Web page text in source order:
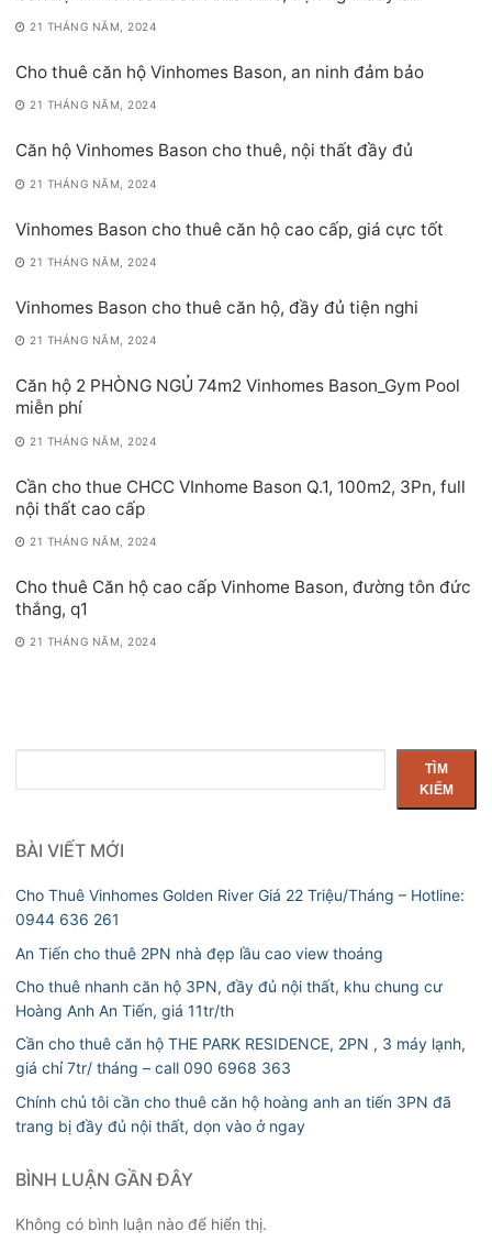
21 THÁNG NĂM, 2024
Cho thuê căn hộ Vinhomes Bason, an ninh đảm bảo
21 THÁNG NĂM, 2024
Căn hộ Vinhomes Bason cho thuê, nội thất đầy đủ
21 THÁNG NĂM, 2024
Vinhomes Bason cho thuê căn hộ cao cấp, giá cực tốt
21 THÁNG NĂM, 2024
Vinhomes Bason cho thuê căn hộ, đầy đủ tiện nghi
21 THÁNG NĂM, 2024
Căn hộ 2 PHÒNG NGỦ 74m2 Vinhomes Bason_Gym Pool
miễn phí
21 THÁNG NĂM, 2024
Cần cho thue CHCC VInhome Bason Q.1, 100m2, 3Pn, full
nội thất cao cấp
21 THÁNG NĂM, 2024
Cho thuê Căn hộ cao cấp Vinhome Bason, đường tôn đức
thắng, q1
21 THÁNG NĂM, 2024
kiếm
TÌM
KIẾM
BÀI VIẾT MỚI
Cho Thuê Vinhomes Golden River Giá 22 Triệu/Tháng – Hotline:
0944 636 261
An Tiến cho thuê 2PN nhà đẹp lầu cao view thoáng
Cho thuê nhanh căn hộ 3PN, đầy đủ nội thất, khu chung cư
Hoàng Anh An Tiến, giá 11tr/th
Cần cho thuê căn hộ THE PARK RESIDENCE, 2PN , 3 máy lạnh,
giá chỉ 7tr/ tháng – call 090 6968 363
Chính chủ tôi cần cho thuê căn hộ hoàng anh an tiến 3PN đã
trang bị đầy đủ nội thất, dọn vào ở ngay
BÌNH LUẬN GẦN ĐÂY
Không có bình luận nào để hiển thị.